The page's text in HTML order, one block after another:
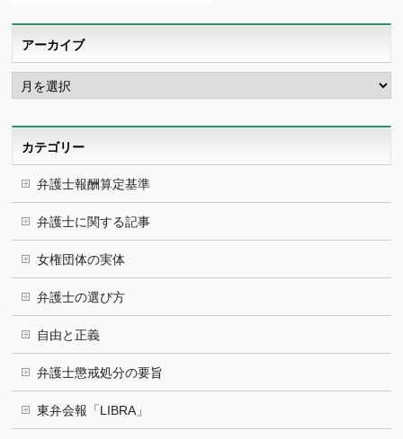
アーカイブ
ア
ー
カ
カテゴリー
弁護士報酬算定基準
弁護士に関する記事
女権団体の実体
弁護士の選び方
自由と正義
弁護士懲戒処分の要旨
東弁会報「LIBRA」